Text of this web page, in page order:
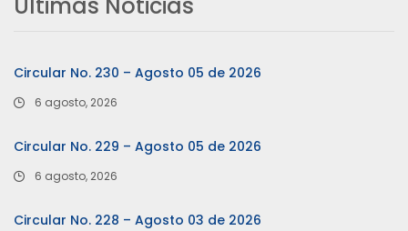
Circular No. 230 – Agosto 05 de 2026
6 agosto, 2026
Circular No. 229 – Agosto 05 de 2026
6 agosto, 2026
Circular No. 228 – Agosto 03 de 2026